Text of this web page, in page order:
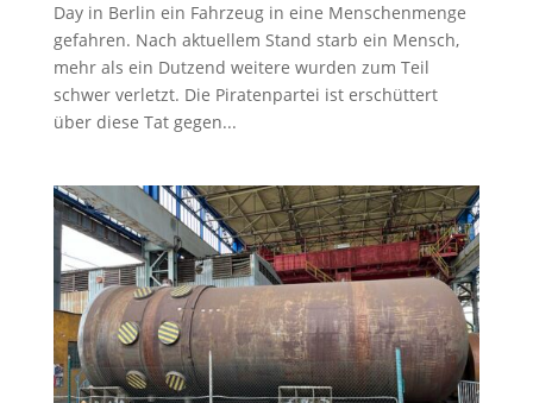
Day in Berlin ein Fahrzeug in eine Menschenmenge
gefahren. Nach aktuellem Stand starb ein Mensch,
mehr als ein Dutzend weitere wurden zum Teil
schwer verletzt. Die Piratenpartei ist erschüttert
über diese Tat gegen...